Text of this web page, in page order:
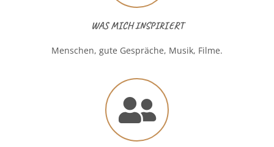
WAS MICH INSPIRIERT
Menschen, gute Gespräche, Musik, Filme.